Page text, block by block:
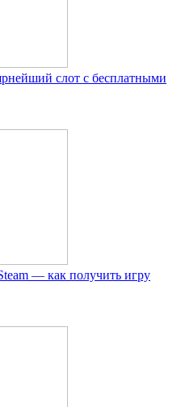
слот с бесплатными
— как получить игру